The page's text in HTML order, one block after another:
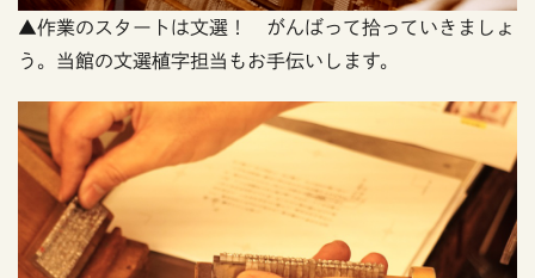
▲作業のスタートは文選！ がんばって拾っていきましょ
う。当館の文選植字担当もお手伝いします。